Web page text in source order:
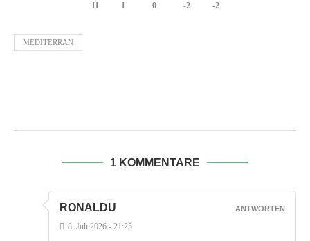
11 1 0 -2 -2
MEDITERRAN
1 KOMMENTARE
RONALDU
8. Juli 2026 - 21:25
ANTWORTEN